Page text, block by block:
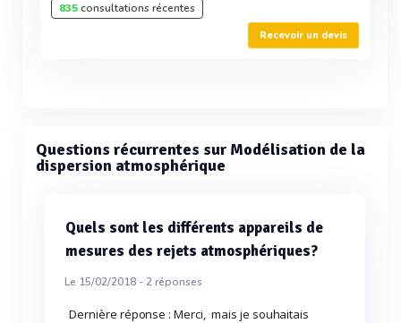
835consultations récentes
Recevoir un devis
Questions récurrentes sur Modélisation de la
dispersion atmosphérique
Quels sont les différents appareils de
mesures des rejets atmosphériques?
Le 15/02/2018 -2réponses
Dernière réponse : Merci, mais je souhaitais